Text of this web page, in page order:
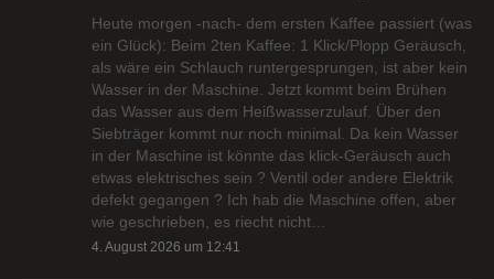
Heute morgen -nach- dem ersten Kaffee passiert (was
ein Glück): Beim 2ten Kaffee: 1 Klick/Plopp Geräusch,
als wäre ein Schlauch runtergesprungen, ist aber kein
Wasser in der Maschine. Jetzt kommt beim Brühen
das Wasser aus dem Heißwasserzulauf. Über den
Siebträger kommt nur noch minimal. Da kein Wasser
in der Maschine ist könnte das klick-Geräusch auch
etwas elektrisches sein ? Ventil oder andere Elektrik
defekt gegangen ? Ich hab die Maschine offen, aber
wie geschrieben, es riecht nicht…
4. August 2026 um 12:41